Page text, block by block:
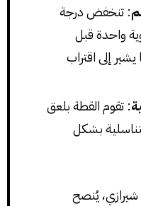
: تنخفض درجة
واحدة قبل
مما يشير إلى اقتراب
: تقوم القطة بلعق
بشكل
يُنصح